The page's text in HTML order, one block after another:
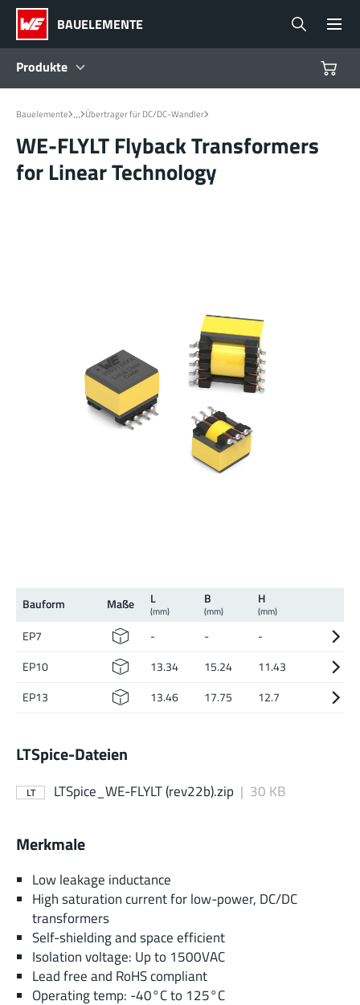
BAUELEMENTE
Produkte
Produkte
Referenzdesigns
Bauelemente ... Übertrager für DC/DC-Wandler
WE-FLYLT Flyback Transformers
for Linear Technology
Bauform Maße L
(mm)
B
(mm)
H
(mm)
EP7 - -
-
EP10
13.34 15.24
11.43
EP13
13.46 17.75 12.7
LTSpice-Dateien
LT LTSpice_WE-FLYLT (rev22b).zip | 30 KB
Merkmale
Low leakage inductance
High saturation current for low-power, DC/DC
transformers
Self-shielding and space efficient
Isolation voltage: Up to 1500VAC
Lead free and RoHS compliant
Operating temp: -40°C to 125°C